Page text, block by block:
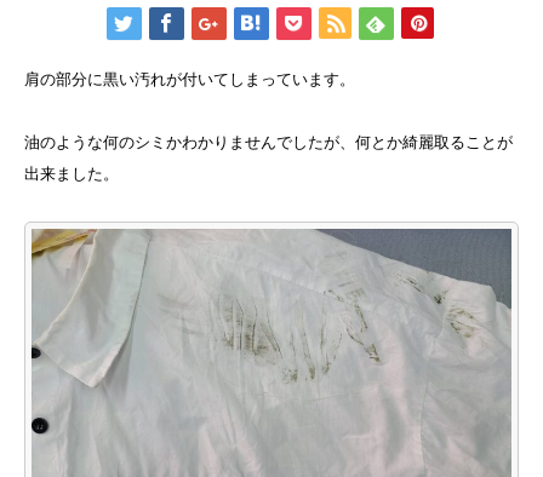
肩の部分に黒い汚れが付いてしまっています。
油のような何のシミかわかりませんでしたが、何とか綺麗取ることが
出来ました。